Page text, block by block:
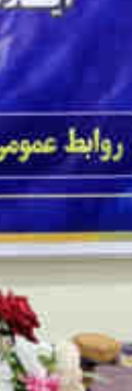
*جهان
بین الملل
آسیای غربی
آمریکا و اروپا